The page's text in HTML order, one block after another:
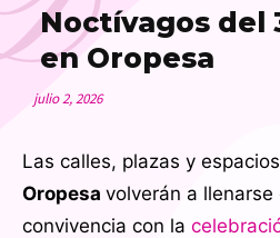
Noctívagos del
en Oropesa
julio 2, 2026
Las calles, plazas y
Oropesa volverán a
convivencia con la